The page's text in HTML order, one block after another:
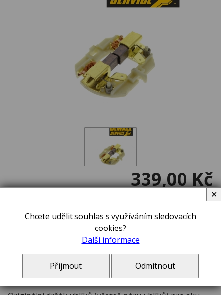
339,00 Kč
včetně DPH 21 %
V ceně zboží jsou započteny poplatky na likvidaci elektroodpadu a autorské odměny,
ks
Chcete udělit souhlas s využíváním sledovacích
cookies?
Další informace
Přijmout Odmítnout
✕